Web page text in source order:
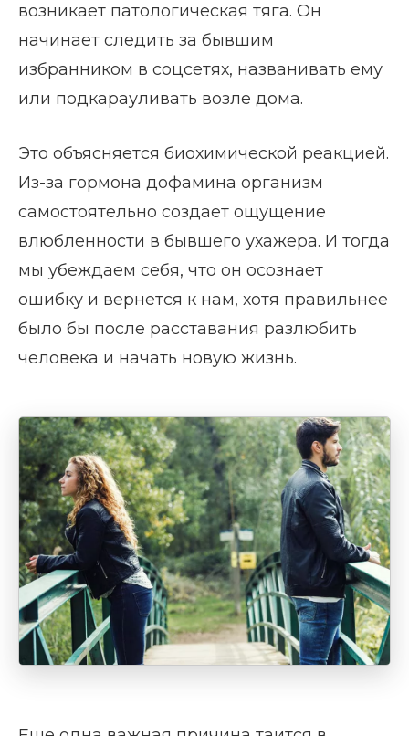
возникает патологическая тяга. Он
начинает следить за бывшим
избранником в соцсетях, названивать ему
или подкарауливать возле дома.
Это объясняется биохимической реакцией.
Из-за гормона дофамина организм
самостоятельно создает ощущение
влюбленности в бывшего ухажера. И тогда
мы убеждаем себя, что он осознает
ошибку и вернется к нам, хотя правильнее
было бы после расставания разлюбить
человека и начать новую жизнь.